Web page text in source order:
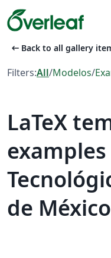
arrow_left_alt Back to all gallery
Filters:All/Modelos/
LaTeX
de México